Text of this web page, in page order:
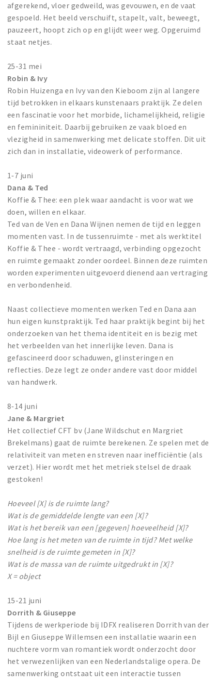
afgerekend, vloer gedweild, was gevouwen, en de vaat
gespoeld. Het beeld verschuift, stapelt, valt, beweegt,
pauzeert, hoopt zich op en glijdt weer weg. Opgeruimd
staat netjes.
25-31 mei
Robin & Ivy
Robin Huizenga en Ivy van den Kieboom zijn al langere
tijd betrokken in elkaars kunstenaars praktijk. Ze delen
een fascinatie voor het morbide, lichamelijkheid, religie
en femininiteit. Daarbij gebruiken ze vaak bloed en
vlezigheid in samenwerking met delicate stoffen. Dit uit
zich dan in installatie, videowerk of performance.
1-7 juni
Dana & Ted
Koffie & Thee: een plek waar aandacht is voor wat we
doen, willen en elkaar.
Ted van de Ven en Dana Wijnen nemen de tijd en leggen
momenten vast. In de tussenruimte - met als werktitel
Koffie & Thee - wordt vertraagd, verbinding opgezocht
en ruimte gemaakt zonder oordeel. Binnen deze ruimten
worden experimenten uitgevoerd dienend aan vertraging
en verbondenheid.
Naast collectieve momenten werken Ted en Dana aan
hun eigen kunstpraktijk. Ted haar praktijk begint bij het
onderzoeken van het thema identiteit en is bezig met
het verbeelden van het innerlijke leven. Dana is
gefascineerd door schaduwen, glinsteringen en
reflecties. Deze legt ze onder andere vast door middel
van handwerk.
8-14 juni
Jane & Margriet
Het collectief CFT bv (Jane Wildschut en Margriet
Brekelmans) gaat de ruimte berekenen. Ze spelen met de
relativiteit van meten en streven naar inefficiëntie (als
verzet). Hier wordt met het metriek stelsel de draak
gestoken!
Hoeveel [X] is de ruimte lang?
Wat is de gemiddelde lengte van een [X]?
Wat is het bereik van een [gegeven] hoeveelheid [X]?
Hoe lang is het meten van de ruimte in tijd? Met welke
snelheid is de ruimte gemeten in [X]?
Wat is de massa van de ruimte uitgedrukt in [X]?
X = object
15-21 juni
Dorrith & Giuseppe
Tijdens de werkperiode bij IDFX realiseren Dorrith van der
Bijl en Giuseppe Willemsen een installatie waarin een
nuchtere vorm van romantiek wordt onderzocht door
het verwezenlijken van een Nederlandstalige opera. De
samenwerking ontstaat uit een interactie tussen